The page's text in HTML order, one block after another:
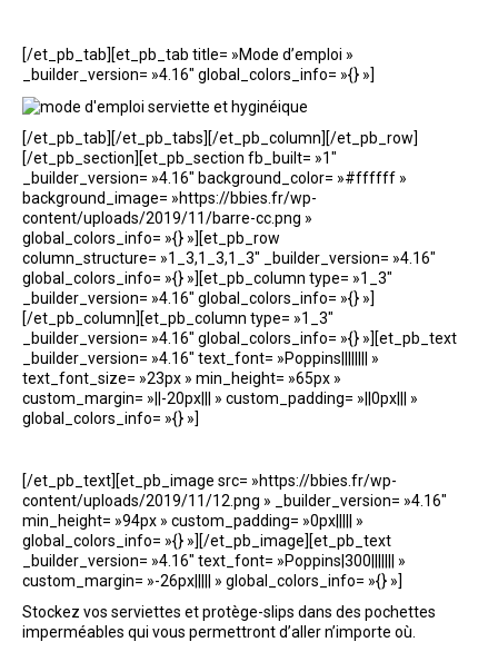
[/et_pb_tab][et_pb_tab title= »Mode d’emploi »
_builder_version= »4.16″ global_colors_info= »{} »]
[/et_pb_tab][/et_pb_tabs][/et_pb_column][/et_pb_row]
[/et_pb_section][et_pb_section fb_built= »1″
_builder_version= »4.16″ background_color= »#ffffff »
background_image= »https://bbies.fr/wp-
content/uploads/2019/11/barre-cc.png »
global_colors_info= »{} »][et_pb_row
column_structure= »1_3,1_3,1_3″ _builder_version= »4.16″
global_colors_info= »{} »][et_pb_column type= »1_3″
_builder_version= »4.16″ global_colors_info= »{} »]
[/et_pb_column][et_pb_column type= »1_3″
_builder_version= »4.16″ global_colors_info= »{} »][et_pb_text
_builder_version= »4.16″ text_font= »Poppins|||||||| »
text_font_size= »23px » min_height= »65px »
custom_margin= »||-20px||| » custom_padding= »||0px||| »
global_colors_info= »{} »]
[/et_pb_text][et_pb_image src= »https://bbies.fr/wp-
content/uploads/2019/11/12.png » _builder_version= »4.16″
min_height= »94px » custom_padding= »0px||||| »
global_colors_info= »{} »][/et_pb_image][et_pb_text
_builder_version= »4.16″ text_font= »Poppins|300||||||| »
custom_margin= »-26px||||| » global_colors_info= »{} »]
Stockez vos serviettes et protège-slips dans des pochettes
imperméables qui vous permettront d’aller n’importe où.